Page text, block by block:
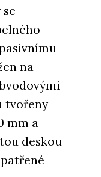
na
tvořeny
mm a
deskou